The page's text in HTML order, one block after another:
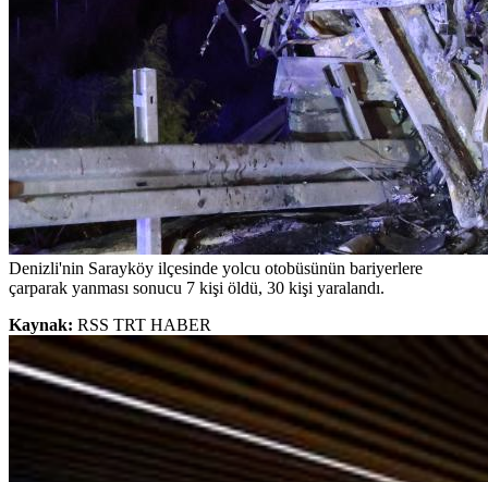
Denizli'nin Sarayköy ilçesinde yolcu otobüsünün bariyerlere
çarparak yanması sonucu 7 kişi öldü, 30 kişi yaralandı.
Kaynak: RSS TRT HABER